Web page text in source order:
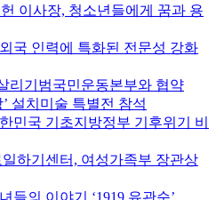
이사장, 청소년들에게 꿈과 용
국 인력에 특화된 전문성 강화
리기범국민운동본부와 협약
설치미술 특별전 참석
민국 기초지방정부 기후위기 비
하기센터, 여성가족부 장관상
들의 이야기 ‘1919 유관순’